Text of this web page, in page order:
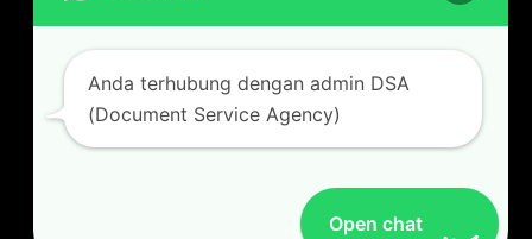
Alamat kantor :
Jl Swadaya Pam No 6 Rt 006 Rw 007 Jatinegara,
Cakung, Jakarta Timur 13930
(Dekat Mesjid Al Marzukiyah Swadaya Pam)
No hp/ telpon :087887631193 / 021 48671259
documentsserviceagency@gmail.com
Open chat
Anda terhubung dengan admin DSA
(Document Service Agency)